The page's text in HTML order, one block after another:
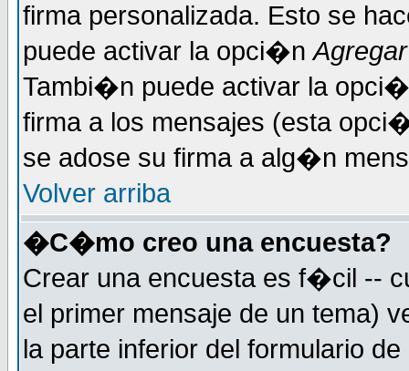
firma personalizada. Esto se
puede activar la opci�n
Tambi�n puede activar la
firma a los mensajes (esta
se adose su firma a alg�n
Volver arriba
�C�mo creo una encuesta?
Crear una encuesta es f�cil --
el primer mensaje de un
la parte inferior del formulario